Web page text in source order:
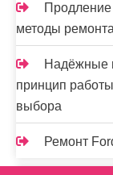
методы
Надёжные
принцип
выбора
Ремонт